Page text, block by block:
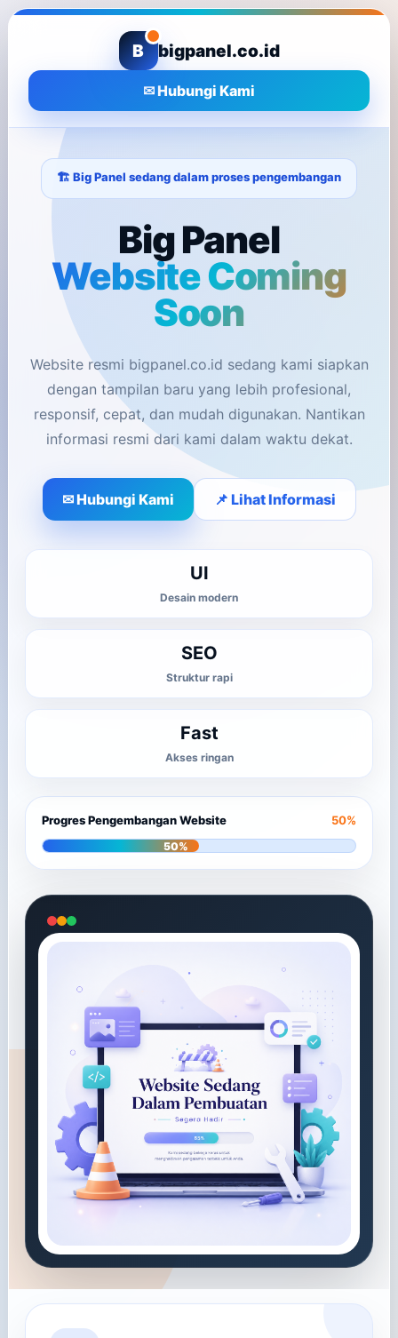
B bigpanel.co.id
✉ Hubungi Kami
🏗️ Big Panel sedang dalam proses pengembangan
Big Panel
Website Coming
Soon
Website resmi bigpanel.co.id sedang kami siapkan
dengan tampilan baru yang lebih profesional,
responsif, cepat, dan mudah digunakan. Nantikan
informasi resmi dari kami dalam waktu dekat.
✉ Hubungi Kami 📌 Lihat Informasi
UI
Desain modern
SEO
Struktur rapi
Fast
Akses ringan
Progres Pengembangan Website 50%
50%